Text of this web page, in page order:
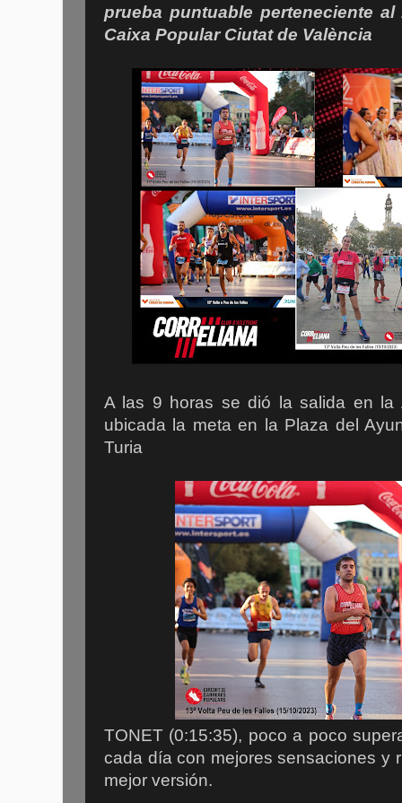
prueba puntuable perteneciente al
Caixa Popular Ciutat de València
A las 9 horas se dió la salida en la
ubicada la meta en la Plaza del
Turia
TONET (0:15:35), poco a poco
cada día con mejores sensaciones y
mejor versión.